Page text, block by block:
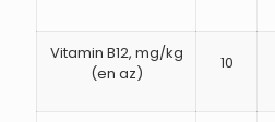
Vitamin B12, mg/kg
(en az)
10